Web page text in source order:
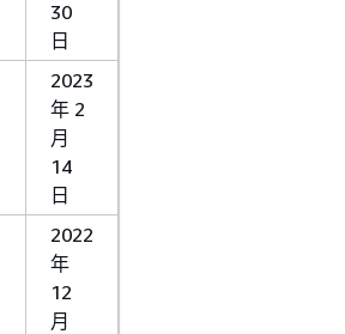
30
日
2023
年 2
月
14
日
2022
年
12
月